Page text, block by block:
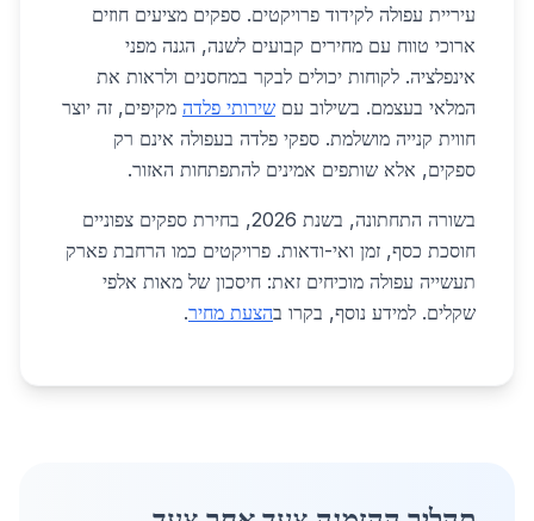
עיריית עפולה לקידוד פרויקטים. ספקים מציעים חוזים
ארוכי טווח עם מחירים קבועים לשנה, הגנה מפני
אינפלציה. לקוחות יכולים לבקר במחסנים ולראות את
המלאי בעצמם. בשילוב עם שירותי פלדה מקיפים, זה יוצר
חווית קנייה מושלמת. ספקי פלדה בעפולה אינם רק
ספקים, אלא שותפים אמינים להתפתחות האזור.
בשורה התחתונה, בשנת 2026, בחירת ספקים צפוניים
חוסכת כסף, זמן ואי-ודאות. פרויקטים כמו הרחבת פארק
תעשייה עפולה מוכיחים זאת: חיסכון של מאות אלפי
שקלים. למידע נוסף, בקרו בהצעת מחיר.